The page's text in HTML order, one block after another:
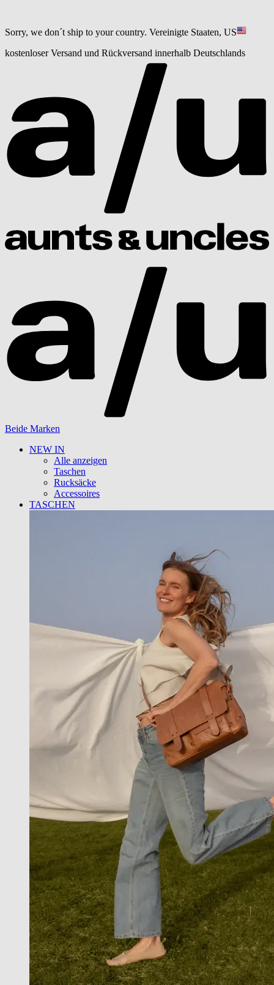
Sorry, we don´t ship to your country. Vereinigte Staaten, US
kostenloser Versand und Rückversand innerhalb Deutschlands
Beide Marken
NEW IN
Alle anzeigen
Taschen
Rucksäcke
Accessoires
TASCHEN